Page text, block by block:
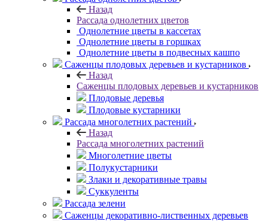
Назад
Рассада однолетних цветов
Однолетние цветы в кассетах
Однолетние цветы в горшках
Однолетние цветы в подвесных кашпо
Саженцы плодовых деревьев и кустарников
Назад
Саженцы плодовых деревьев и кустарников
Плодовые деревья
Плодовые кустарники
Рассада многолетних растений
Назад
Рассада многолетних растений
Многолетние цветы
Полукустарники
Злаки и декоративные травы
Суккуленты
Рассада зелени
Саженцы декоративно-лиственных деревьев